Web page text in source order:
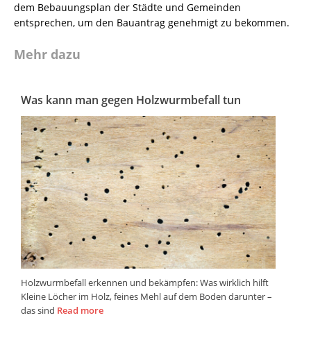
dem Bebauungsplan der Städte und Gemeinden
entsprechen, um den Bauantrag genehmigt zu bekommen.
Mehr dazu
Was kann man gegen Holzwurmbefall tun
Holzwurmbefall erkennen und bekämpfen: Was wirklich hilft
Kleine Löcher im Holz, feines Mehl auf dem Boden darunter –
das sind Read more